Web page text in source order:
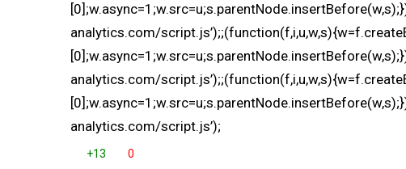
analytics.com/
analytics.com/
analytics.com/script.js’);
+13 0